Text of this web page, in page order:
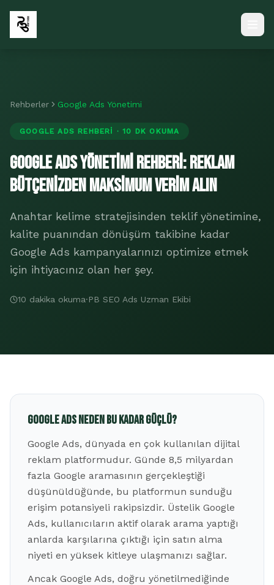
Rehberler Google Ads Yönetimi
GOOGLE ADS REHBERI · 10 DK OKUMA
Google Ads Yönetimi Rehberi: Reklam
Bütçenizden Maksimum Verim Alın
Anahtar kelime stratejisinden teklif yönetimine,
kalite puanından dönüşüm takibine kadar
Google Ads kampanyalarınızı optimize etmek
için ihtiyacınız olan her şey.
10 dakika okuma·PB SEO Ads Uzman Ekibi
Google Ads Neden Bu Kadar Güçlü?
Google Ads, dünyada en çok kullanılan dijital
reklam platformudur. Günde 8,5 milyardan
fazla Google aramasının gerçekleştiği
düşünüldüğünde, bu platformun sunduğu
erişim potansiyeli rakipsizdir. Üstelik Google
Ads, kullanıcıların aktif olarak arama yaptığı
anlarda karşılarına çıktığı için satın alma
niyeti en yüksek kitleye ulaşmanızı sağlar.
Ancak Google Ads, doğru yönetilmediğinde